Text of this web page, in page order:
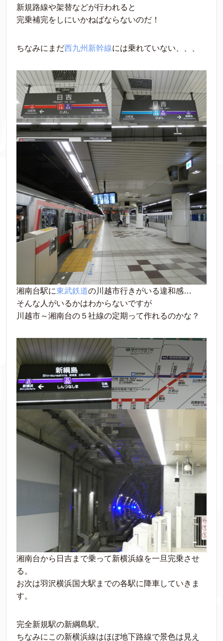
新規路線や架替などが行われると
完乗補完をしにいかねばならないのだ！
ちなみにまだ西九州新幹線には乗れていない、、、
湘南台駅に東武鉄道の川越市行きがいる違和感…
そんな人がいるかはわからないですが
川越市～湘南台の５社線の定期って作れるのかな？
湘南台から日吉まで乗って新横浜線を一旦完乗させ
る。
お次は羽沢横浜国大駅までの各駅に降車していきま
す。
完全新規駅の新綱島駅。
ちなみにこの新横浜線はほぼ地下路線で景色は見え